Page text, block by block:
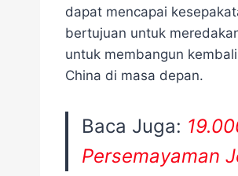
dapat mencapai
bertujuan untuk
untuk membangun
China di masa depan.
Baca Juga:
Persemayaman